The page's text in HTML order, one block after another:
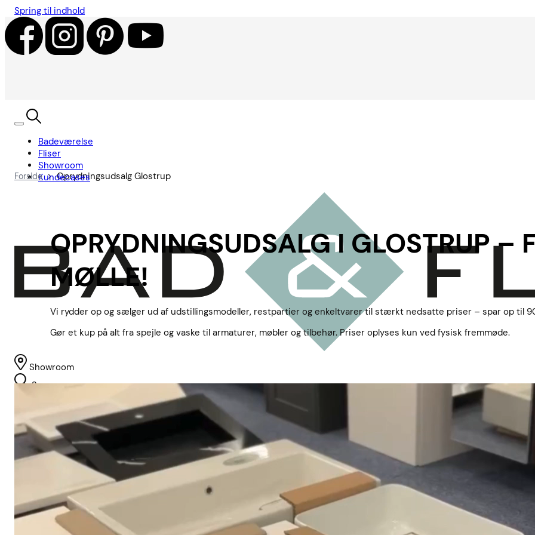
Spring til indhold
Badeværelse
Fliser
Showroom
Kundecases
Showroom
Søg
Book indretningskonsulent
Forside > Oprydningsudsalg Glostrup
OPRYDNINGSUDSALG I GLOSTRUP –
MØLLE!
Vi rydder op og sælger ud af udstillingsmodeller, restpartier og enkeltvarer til stærkt nedsatte priser – spar op til
Gør et kup på alt fra spejle og vaske til armaturer, møbler og tilbehør. Priser oplyses kun ved fysisk fremmøde.